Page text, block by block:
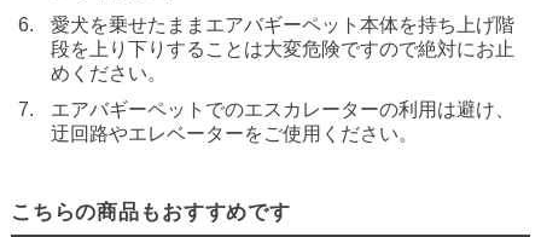
愛犬を乗せたままエアバギーペット本体を持ち上げ階
段を上り下りすることは大変危険ですので絶対にお止
めください。
エアバギーペットでのエスカレーターの利用は避け、
迂回路やエレベーターをご使用ください。
こちらの商品もおすすめです